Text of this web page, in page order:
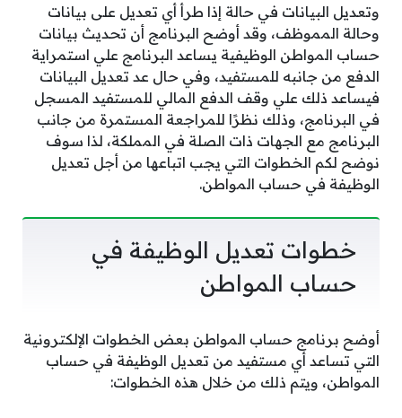
وتعديل البيانات في حالة إذا طرأ أي تعديل على بيانات
وحالة المموظف، وقد أوضح البرنامج أن تحديث بيانات
حساب المواطن الوظيفية يساعد البرنامج علي استمراية
الدفع من جانبه للمستفيد، وفي حال عد تعديل البيانات
فيساعد ذلك علي وقف الدفع المالي للمستفيد المسجل
في البرنامج، وذلك نظرًا للمراجعة المستمرة من جانب
البرنامج مع الجهات ذات الصلة في المملكة، لذا سوف
نوضح لكم الخطوات التي يجب اتباعها من أجل تعديل
الوظيفة في حساب المواطن.
خطوات تعديل الوظيفة في
حساب المواطن
أوضح برنامج حساب المواطن بعض الخطوات الإلكترونية
التي تساعد أي مستفيد من تعديل الوظيفة في حساب
المواطن، ويتم ذلك من خلال هذه الخطوات: